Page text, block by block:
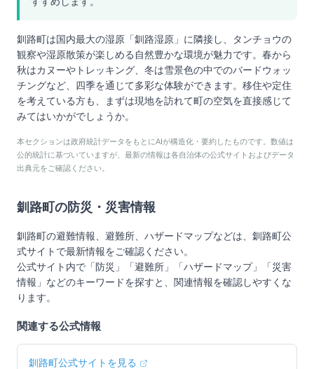
釧路町は国内最大の湿原「釧路湿原」に隣接し、タンチョウの
観察や湿原散策が楽しめる自然豊かな環境が魅力です。春から
秋はカヌーやトレッキング、冬は雪景色の中でのバードウォッ
チングなど、四季を通じて多彩な体験ができます。移住や定住
を考えている方も、まずは現地を訪れて町の空気を直接感じて
みてはいかがでしょうか。
本セクションは政府統計データをもとにAIが構造化・要約したものです。数値は
公的統計に基づいていますが、最新の情報は各自治体の公式サイトおよびデータ
出典元をご確認ください。
釧路町 の防災・災害情報
釧路町の避難情報、避難所、ハザードマップなどは、 釧路町公
式サイトで最新情報をご確認ください。
公式サイト内で「防災」「避難所」「ハザードマップ」「災害
情報」などのキーワードを探すと、関連情報を確認しやすくな
ります。
関連する公式情報
釧路町公式サイトを見る